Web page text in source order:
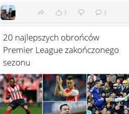
3 3
20 najlepszych obrońców
Premier League zakończonego
sezonu